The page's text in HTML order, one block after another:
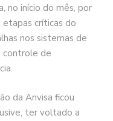
no início do mês, por
críticas do
nos sistemas de
controle de
da Anvisa ficou
ter voltado a